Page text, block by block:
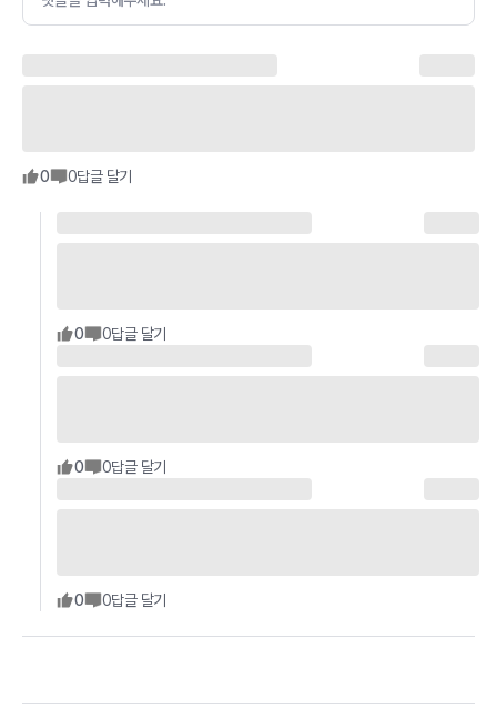
0 0답글 달기
0 0답글 달기
0 0답글 달기
0 0답글 달기